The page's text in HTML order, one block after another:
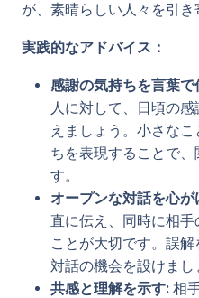
が、素晴らしい人々を引き
実践的なアドバイス：
感謝の気持ちを言葉で
人に対して、日頃の
えましょう。小さな
ちを表現することで
す。
オープンな対話を心が
直に伝え、同時に相
ことが大切です。誤
対話の機会を設けまし
共感と理解を示す: 相